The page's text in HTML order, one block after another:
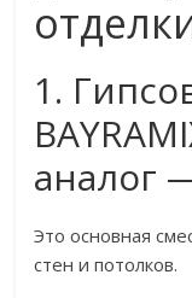
1.
аналог
Это основная
стен и потолков.